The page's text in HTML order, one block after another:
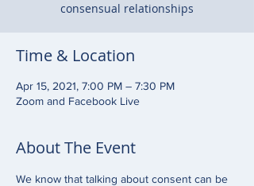
consensual relationships
Time & Location
Apr 15, 2021, 7:00 PM – 7:30 PM
Zoom and Facebook Live
About The Event
We know that talking about consent can be